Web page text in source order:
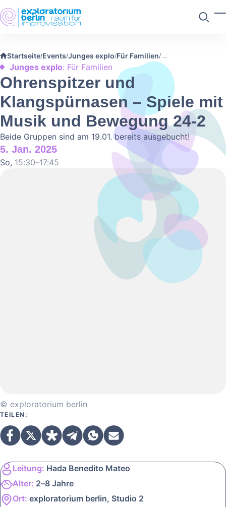
Skip to main content
Startseite/Events/Junges explo/Für Familien/
Junges explo: Für Familien
Ohrenspitzer und
Klangspürnasen – Spiele mit
Musik und Bewegung 24-2
Beide Gruppen sind am 19.01. bereits ausgebucht!
5. Jan. 2025
So, 15:30–17:45
© exploratorium berlin
TEILEN:
Leitung: Hada Benedito Mateo
Alter: 2–8 Jahre
Ort: exploratorium berlin, Studio 2